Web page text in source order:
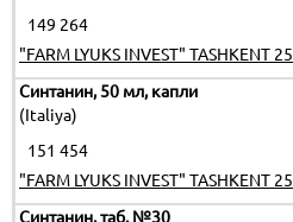
149 264
"FARM LYUKS INVEST" TASHKENT 25
Синтанин, 50 мл, капли
(Italiya)
151 454
"FARM LYUKS INVEST" TASHKENT 25
Синтанин, таб. №30